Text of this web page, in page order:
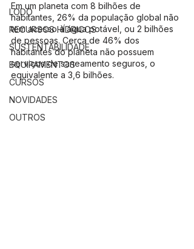
LODO
RECURSOS HÍDRICOS
SUSTENTABILIDADE
EQUIPAMENTOS
CURSOS
NOVIDADES
OUTROS
Em um planeta com 8 bilhões de
habitantes, 26% da população global não
tem acesso à água potável, ou 2 bilhões
de pessoas. Cerca de 46% dos
habitantes do planeta não possuem
serviços de saneamento seguros, o
equivalente a 3,6 bilhões.